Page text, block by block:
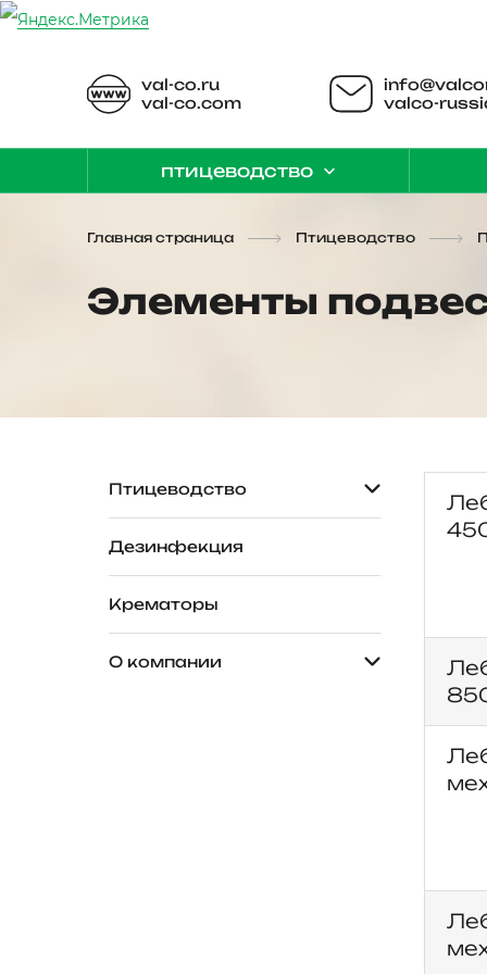
val-co.ru
val-co.com
valco-
птицеводство
Главная страница Птицеводство
Элементы
Птицеводство
Дезинфекция
Крематоры
О компании